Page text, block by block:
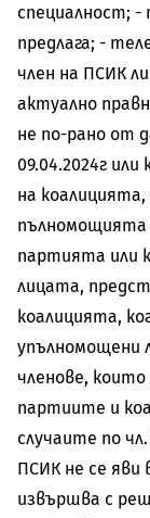
специалност; -
предлага; -
член на ПСИК
актуално
не по-рано от
09.04.2024г
на
пълномощията
партията или
лицата,
коалицията,
упълномощени
членове,
партиите и
случаите по
ПСИК не се яви
извършва с